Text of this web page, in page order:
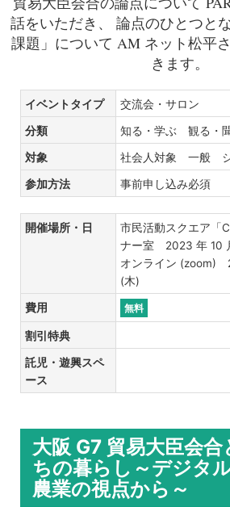
話をいただき、 論点のひとつと
課題」について AM ネット松平
きます。
イベントタイプ 交流会・サロン
分類 知る・学ぶ 観る・
対象 社会人対象 一般
参加方法 事前申し込み必須
開催場所・日
市民活動スクエア「
ナー室 2023 年 10
オンライン (zoom)
(木)
費用 無料
割引特典
託児・遊興スペ
ース
大阪 G7 貿易大臣会
ちの暮らし～デジタ
農業の視点から～